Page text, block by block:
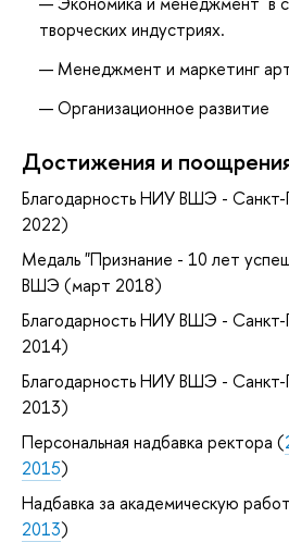
творческих индустриях.
Менеджмент и маркетинг
Организационное развитие
Достижения и
Благодарность НИУ ВШЭ -
2022)
Медаль "Признание - 10 лет
ВШЭ (март 2018)
Благодарность НИУ ВШЭ -
2014)
Благодарность НИУ ВШЭ -
2013)
Персональная надбавка ректора (
2015)
Надбавка за академическую
2013)